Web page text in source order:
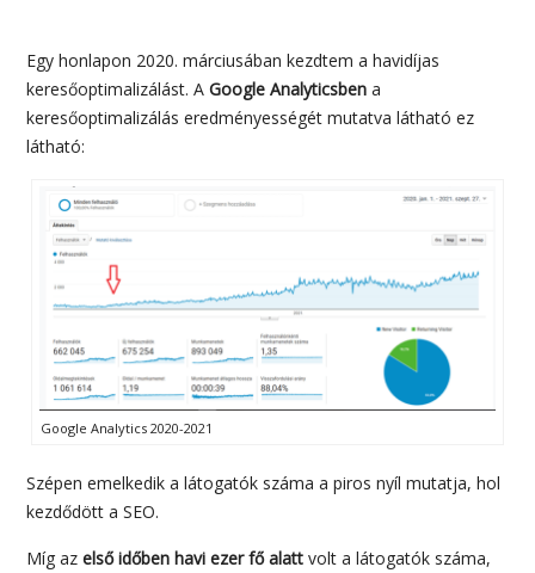
Egy honlapon 2020. márciusában kezdtem a havidíjas
keresőoptimalizálást. AGoogle Analyticsben a
keresőoptimalizálás eredményességét mutatva látható ez
látható:
Google Analytics 2020-2021
Szépen emelkedik a látogatók száma a piros nyíl mutatja, hol
kezdődött a SEO.
Míg azelső időben havi ezer fő alatt volt a látogatók száma,